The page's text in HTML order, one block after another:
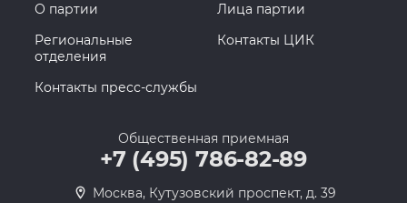
О партии
Лица партии
Региональные
отделения
Контакты ЦИК
Контакты пресс-службы
Общественная приемная
+7 (495) 786-82-89
Москва, Кутузовский проспект, д. 39